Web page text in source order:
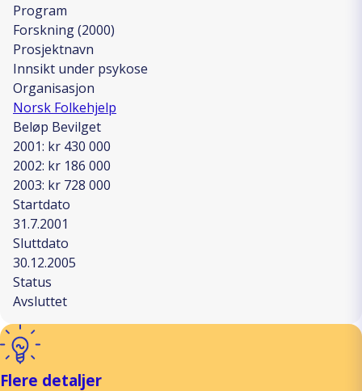
Program
Forskning (2000)
Prosjektnavn
Innsikt under psykose
Organisasjon
Norsk Folkehjelp
Beløp Bevilget
2001: kr 430 000
2002: kr 186 000
2003: kr 728 000
Startdato
31.7.2001
Sluttdato
30.12.2005
Status
Avsluttet
Flere detaljer